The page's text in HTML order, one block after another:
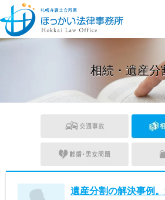
相続・遺産分
遺産分割の解決事例